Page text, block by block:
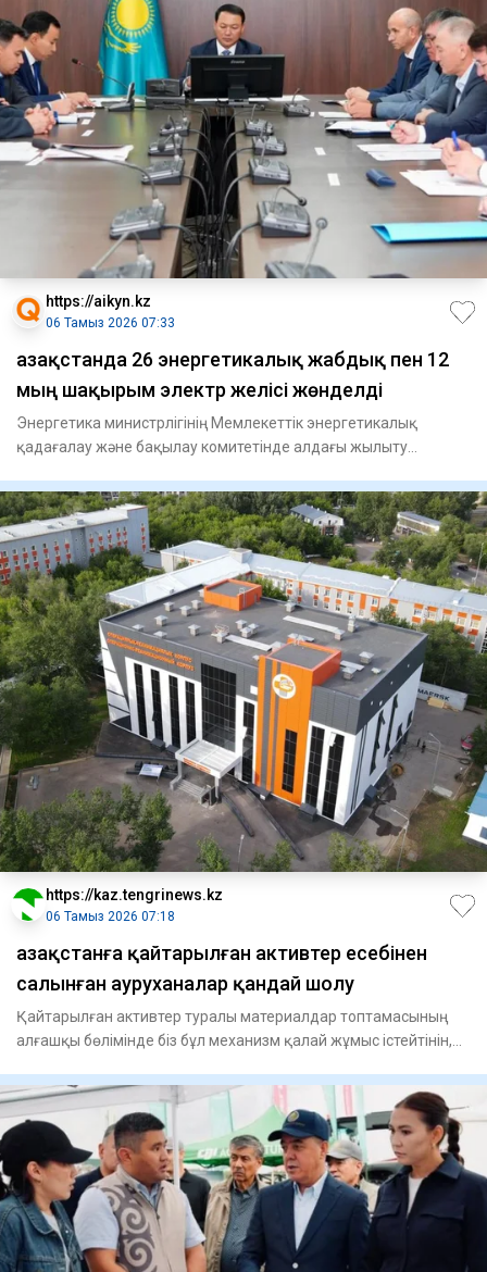
https://aikyn.kz
06 Тамыз 2026 07:33
Қазақстанда 26 энергетикалық жабдық пен 12
мың шақырым электр желісі жөнделді
Энергетика министрлігінің Мемлекеттік энергетикалық
қадағалау және бақылау комитетінде алдағы жылыту
https://kaz.tengrinews.kz
06 Тамыз 2026 07:18
Қазақстанға қайтарылған активтер есебінен
салынған ауруханалар қандай шолу
Қайтарылған активтер туралы материалдар топтамасының
алғашқы бөлімінде біз бұл механизм қалай жұмыс істейтінін,